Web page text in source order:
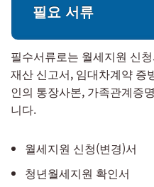
필요 서류
필수서류로는 월세지원 신
재산 신고서, 임대차계약 증
인의 통장사본, 가족관계증
니다.
월세지원 신청(변경)서
청년월세지원 확인서